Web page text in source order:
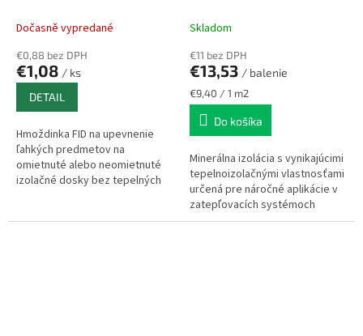
Dočasně vypredané
€0,88 bez DPH
€1,08 / ks
DETAIL
Hmoždinka FID na upevnenie
ľahkých predmetov na
omietnuté alebo neomietnuté
izolačné dosky bez tepelných
ľahké...
Skladom
€11 bez DPH
€13,53 / balenie
Jednotková
cena:
€9,40 / 1 m2
Do košíka
Minerálna izolácia s vynikajúcimi
tepelnoizolačnými vlastnosťami
určená pre náročné aplikácie v
zatepľovacích systémoch
ETICS. Výrobok je nehorľavý,